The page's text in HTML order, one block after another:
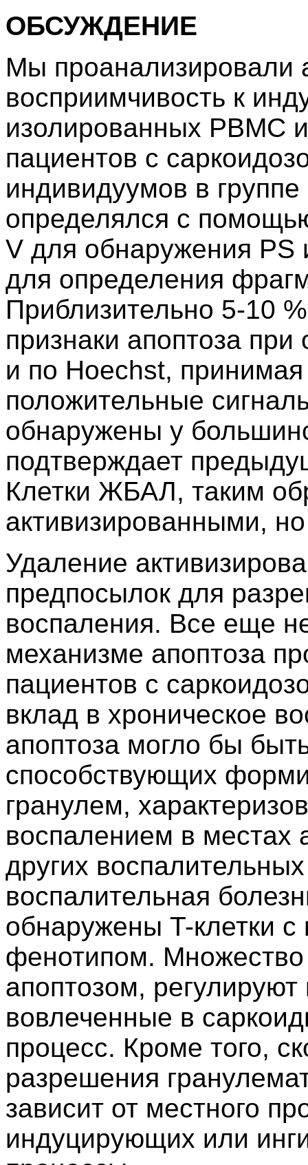
ОБСУЖДЕНИЕ
Мы проанализировали
восприимчивость к
изолированных
пациентов с
индивидуумов в
определялся с
V для обнаружения
для определения
Приблизительно 5-10
признаки апоптоза
и по Hoechst,
положительные
обнаружены у
подтверждает
Клетки ЖБАЛ, таким
активизированными,
Удаление
предпосылок для
воспаления. Все еще
механизме апоптоза
пациентов с
вклад в хроническое
апоптоза могло бы
способствующих
гранулем,
воспалением в местах
других
воспалительная
обнаружены T-клетки
фенотипом.
апоптозом,
вовлеченные в
процесс. Кроме того,
разрешения
зависит от местного
индуцирующих или